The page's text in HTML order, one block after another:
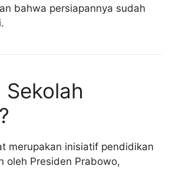
bahwa persiapannya sudah
merupakan inisiatif pendidikan
oleh Presiden Prabowo,